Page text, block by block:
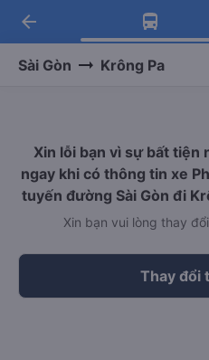
Tải app
Nhận ưu đãi
Tải app Vexere
-30k/ghế khi đặt
arrow_back
Sài Gòn Krông Pa
Xin lỗi bạn vì sự bất tiện
ngay khi có thông tin xe
tuyến đường Sài Gòn đi
Xin bạn vui lòng thay
Thay đổi